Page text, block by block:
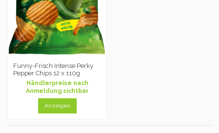
Funny-Frisch Intense Perky
Pepper Chips 12 x 110g
Händlerpreise nach
Anmeldung sichtbar
Anzeigen